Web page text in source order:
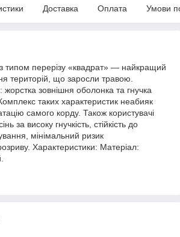
Доставка Оплата Умови
типом перерізу «квадрат» — найкращий
територій, що заросли травою.
жорстка зовнішня оболонка та гнучка
таких характеристик неабияк
самого корду. Також користувачі
за високу гнучкість, стійкість до
мінімальний ризик
Характеристики: Матеріал: